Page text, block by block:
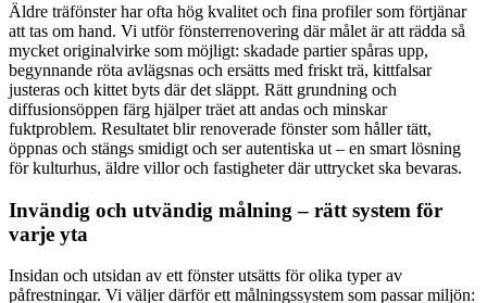
Äldre träfönster har ofta hög kvalitet och fina profiler som förtjänar
att tas om hand. Vi utför fönsterrenovering där målet är att rädda så
mycket originalvirke som möjligt: skadade partier spåras upp,
begynnande röta avlägsnas och ersätts med friskt trä, kittfalsar
justeras och kittet byts där det släppt. Rätt grundning och
diffusionsöppen färg hjälper träet att andas och minskar
fuktproblem. Resultatet blir renoverade fönster som håller tätt,
öppnas och stängs smidigt och ser autentiska ut – en smart lösning
för kulturhus, äldre villor och fastigheter där uttrycket ska bevaras.
Invändig och utvändig målning – rätt system för
varje yta
Insidan och utsidan av ett fönster utsätts för olika typer av
påfrestningar. Vi väljer därför ett målningssystem som passar miljön: